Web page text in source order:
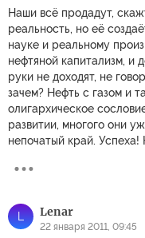
Наши всё продадут,
реальность, но её
науке и реальному
нефтяной капитализм, и
руки не доходят, не
зачем? Нефть с газом и
олигархическое
развитии, многого они
непочатый край. Успеха!
L Lenar
22 января 2011, 09:45